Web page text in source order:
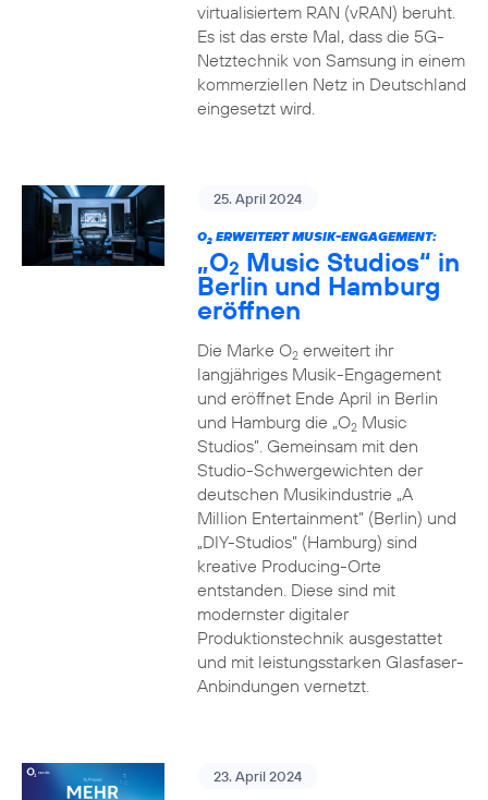
virtualisiertem RAN (vRAN) beruht.
Es ist das erste Mal, dass die 5G-
Netztechnik von Samsung in einem
kommerziellen Netz in Deutschland
eingesetzt wird.
25. April 2024
O2ERWEITERT MUSIK-ENGAGEMENT:
„O2 Music Studios“ in
Berlin und Hamburg
eröffnen
Die Marke O2erweitert ihr
langjähriges Musik-Engagement
und eröffnet Ende April in Berlin
und Hamburg die „O2Music
Studios”. Gemeinsam mit den
Studio-Schwergewichten der
deutschen Musikindustrie „A
Million Entertainment” (Berlin) und
„DIY-Studios” (Hamburg) sind
kreative Producing-Orte
entstanden. Diese sind mit
modernster digitaler
Produktionstechnik ausgestattet
und mit leistungsstarken Glasfaser-
Anbindungen vernetzt.
23. April 2024